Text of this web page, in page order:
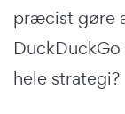
præcist gøre
DuckDuckGo
hele strategi?